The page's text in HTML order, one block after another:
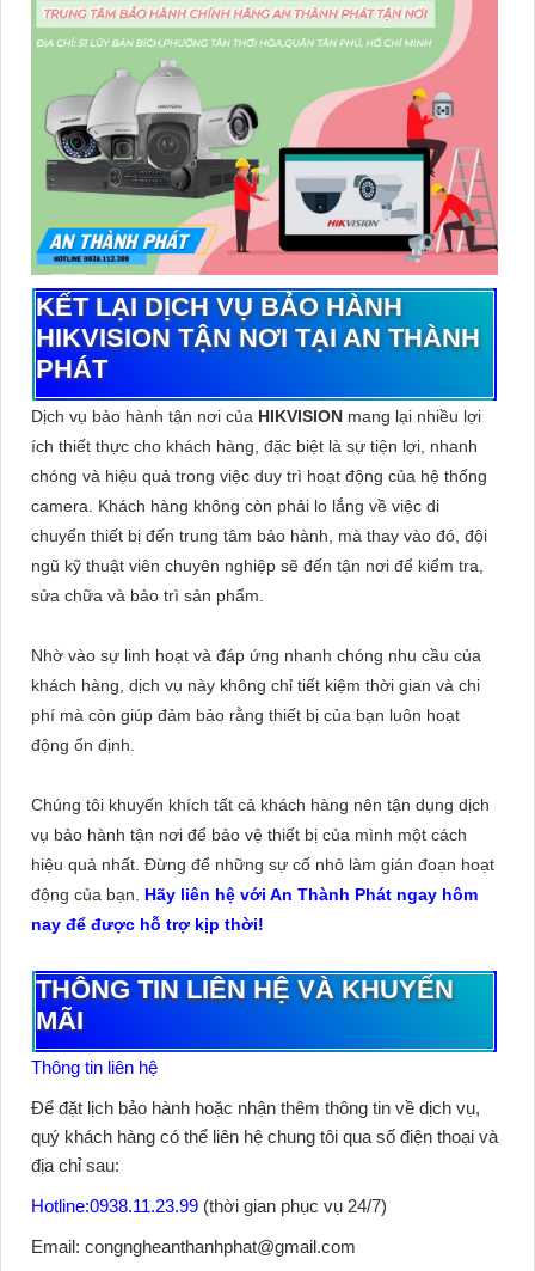
KẾT LẠI DỊCH VỤ BẢO HÀNH
HIKVISION TẬN NƠI TẠI AN THÀNH
PHÁT
Dịch vụ bảo hành tận nơi của HIKVISION mang lại nhiều lợi
ích thiết thực cho khách hàng, đặc biệt là sự tiện lợi, nhanh
chóng và hiệu quả trong việc duy trì hoạt động của hệ thống
camera. Khách hàng không còn phải lo lắng về việc di
chuyển thiết bị đến trung tâm bảo hành, mà thay vào đó, đội
ngũ kỹ thuật viên chuyên nghiệp sẽ đến tận nơi để kiểm tra,
sửa chữa và bảo trì sản phẩm.
Nhờ vào sự linh hoạt và đáp ứng nhanh chóng nhu cầu của
khách hàng, dịch vụ này không chỉ tiết kiệm thời gian và chi
phí mà còn giúp đảm bảo rằng thiết bị của bạn luôn hoạt
động ổn định.
Chúng tôi khuyến khích tất cả khách hàng nên tận dụng dịch
vụ bảo hành tận nơi để bảo vệ thiết bị của mình một cách
hiệu quả nhất. Đừng để những sự cố nhỏ làm gián đoạn hoạt
động của bạn. Hãy liên hệ với An Thành Phát ngay hôm
nay để được hỗ trợ kịp thời!
THÔNG TIN LIÊN HỆ VÀ KHUYẾN
MÃI
Thông tin liên hệ
Để đặt lịch bảo hành hoặc nhận thêm thông tin về dịch vụ,
quý khách hàng có thể liên hệ chung tôi qua số điện thoại và
địa chỉ sau:
Hotline:0938.11.23.99 (thời gian phục vụ 24/7)
Email: congngheanthanhphat@gmail.com